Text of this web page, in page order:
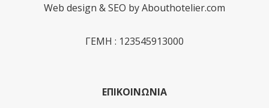
Web design & SEO byAbouthotelier.com
ΓΕΜΗ : 123545913000
ΕΠΙΚΟΙΝΩΝΙΑ